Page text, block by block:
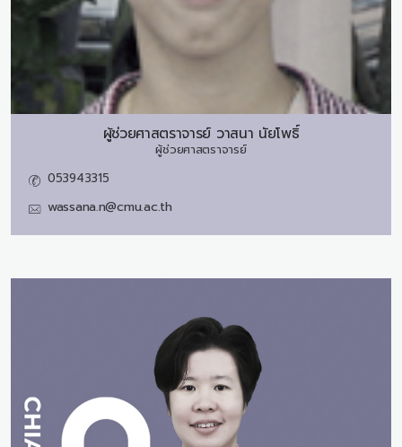
ผู้ช่วยศาสตราจารย์ วาสนา นัยโพธิ์
ผู้ช่วยศาสตราจารย์
053943315
wassana.n@cmu.ac.th